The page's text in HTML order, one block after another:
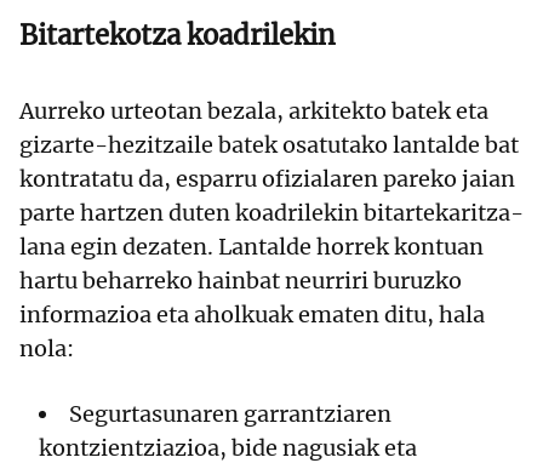
Bitartekotza koadrilekin
Aurreko urteotan bezala, arkitekto batek eta
gizarte-hezitzaile batek osatutako lantalde bat
kontratatu da, esparru ofizialaren pareko jaian
parte hartzen duten koadrilekin bitartekaritza-
lana egin dezaten. Lantalde horrek kontuan
hartu beharreko hainbat neurriri buruzko
informazioa eta aholkuak ematen ditu, hala
nola:
Segurtasunaren garrantziaren
kontzientziazioa, bide nagusiak eta